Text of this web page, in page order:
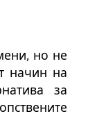
но не
начин на
за